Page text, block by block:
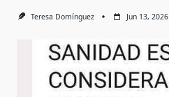
Teresa Domínguez Jun 13, 2026